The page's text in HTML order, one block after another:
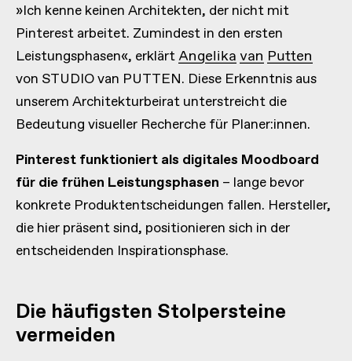
»Ich kenne keinen Architekten, der nicht mit
Pinterest arbeitet. Zumindest in den ersten
Leistungsphasen«, erklärtAngelika van Putten
von STUDIO van PUTTEN. Diese Erkenntnis aus
unserem Architekturbeirat unterstreicht die
Bedeutung visueller Recherche für Planer:innen.
Pinterest funktioniert als digitales Moodboard
für die frühen Leistungsphasen – lange bevor
konkrete Produktentscheidungen fallen. Hersteller,
die hier präsent sind, positionieren sich in der
entscheidenden Inspirationsphase.
Die häufigsten Stolpersteine
vermeiden